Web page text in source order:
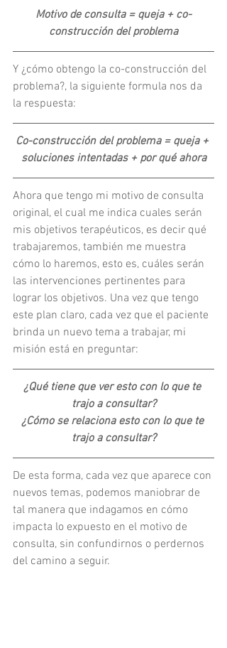
Motivo de consulta = queja + co-
construcción del problema
Y ¿cómo obtengo la co-construcción del
problema?, la siguiente formula nos da
la respuesta:
Co-construcción del problema = queja +
soluciones intentadas + por qué ahora
Ahora que tengo mi motivo de consulta
original, el cual me indica cuales serán
mis objetivos terapéuticos, es decir qué
trabajaremos, también me muestra
cómo lo haremos, esto es, cuáles serán
las intervenciones pertinentes para
lograr los objetivos. Una vez que tengo
este plan claro, cada vez que el paciente
brinda un nuevo tema a trabajar, mi
misión está en preguntar:
¿Qué tiene que ver esto con lo que te
trajo a consultar?
¿Cómo se relaciona esto con lo que te
trajo a consultar?
De esta forma, cada vez que aparece con
nuevos temas, podemos maniobrar de
tal manera que indagamos en cómo
impacta lo expuesto en el motivo de
consulta, sin confundirnos o perdernos
del camino a seguir.